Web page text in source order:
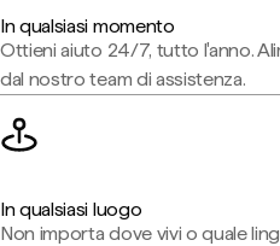
In qualsiasi momento
Ottieni aiuto 24/7, tutto l'anno.
dal nostro team di assistenza.
In qualsiasi luogo
Non importa dove vivi o quale